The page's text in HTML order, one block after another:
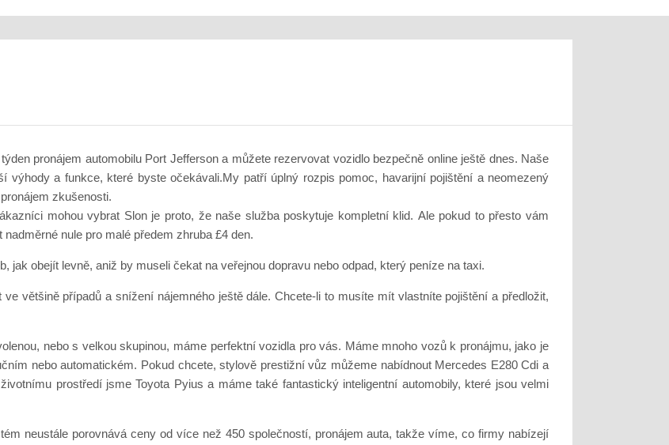
pronájem automobilu Port Jefferson a můžete rezervovat vozidlo bezpečně online ještě dnes. Naše
výhody a funkce, které byste očekávali.My patří úplný rozpis pomoc, havarijní pojištění a neomezený
zkušenosti.
mohou vybrat Slon je proto, že naše služba poskytuje kompletní klid. Ale pokud to přesto vám
nule pro malé předem zhruba £4 den.
jak obejít levně, aniž by museli čekat na veřejnou dopravu nebo odpad, který peníze na taxi.
většině případů a snížení nájemného ještě dále. Chcete-li to musíte mít vlastníte pojištění a předložit,
nebo s velkou skupinou, máme perfektní vozidla pro vás. Máme mnoho vozů k pronájmu, jako je
nebo automatickém. Pokud chcete, stylově prestižní vůz můžeme nabídnout Mercedes E280 Cdi a
prostředí jsme Toyota Pyius a máme také fantastický inteligentní automobily, které jsou velmi
neustále porovnává ceny od více než 450 společností, pronájem auta, takže víme, co firmy nabízejí